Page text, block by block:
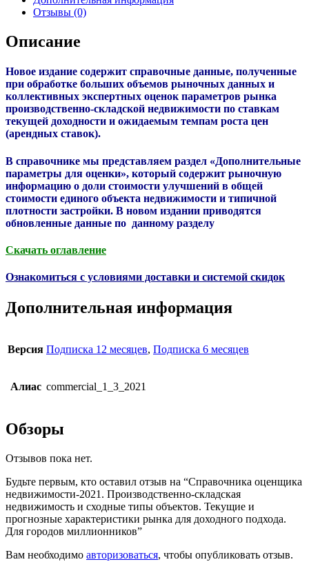
Отзывы (0)
Описание
Новое издание содержит справочные данные, полученные
при обработке больших объемов рыночных данных и
коллективных экспертных оценок параметров рынка
производственно-складской недвижимости по ставкам
текущей доходности и ожидаемым темпам роста цен
(арендных ставок).
В справочнике мы представляем раздел «Дополнительные
параметры для оценки», который содержит рыночную
информацию о доли стоимости улучшений в общей
стоимости единого объекта недвижимости и типичной
плотности застройки. В новом издании приводятся
обновленные данные по данному разделу
Скачать оглавление
Ознакомиться с условиями доставки и системой скидок
Дополнительная информация
Версия Подписка 12 месяцев, Подписка 6 месяцев
Алиас commercial_1_3_2021
Обзоры
Отзывов пока нет.
Будьте первым, кто оставил отзыв на “Справочника оценщика
недвижимости-2021. Производственно-складская
недвижимость и сходные типы объектов. Текущие и
прогнозные характеристики рынка для доходного подхода.
Для городов миллионников”
Вам необходимо авторизоваться, чтобы опубликовать отзыв.